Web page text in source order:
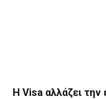
Η Visa αλλάζει την